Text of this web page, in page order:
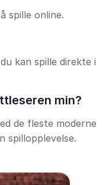
spille online.
kan spille direkte i
min?
de fleste moderne
spillopplevelse.